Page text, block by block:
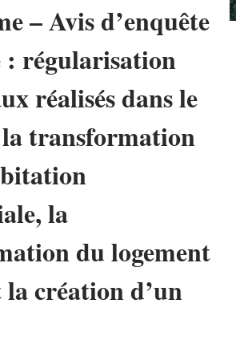
– Avis d’enquête
régularisation
réalisés dans le
transformation
la
du logement
la création d’un